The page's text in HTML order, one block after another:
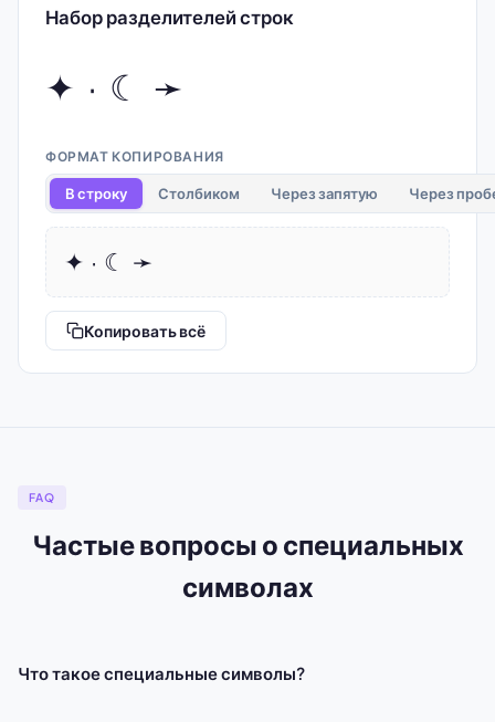
Набор разделителей строк
✦ · ☾ ➛
ФОРМАТ КОПИРОВАНИЯ
В строку Столбиком Через запятую Через
✦ · ☾ ➛
Копировать всё
FAQ
Частые вопросы о специальных
символах
Что такое специальные символы?